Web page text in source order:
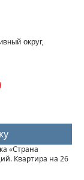
округ,
«Страна
Квартира на 26
2025